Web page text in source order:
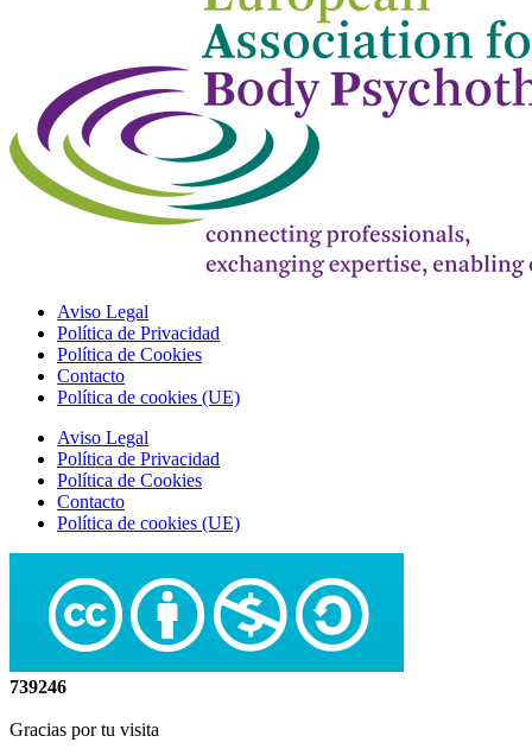
Aviso Legal
Política de Privacidad
Política de Cookies
Contacto
Política de cookies (UE)
Aviso Legal
Política de Privacidad
Política de Cookies
Contacto
Política de cookies (UE)
739246
Gracias por tu visita